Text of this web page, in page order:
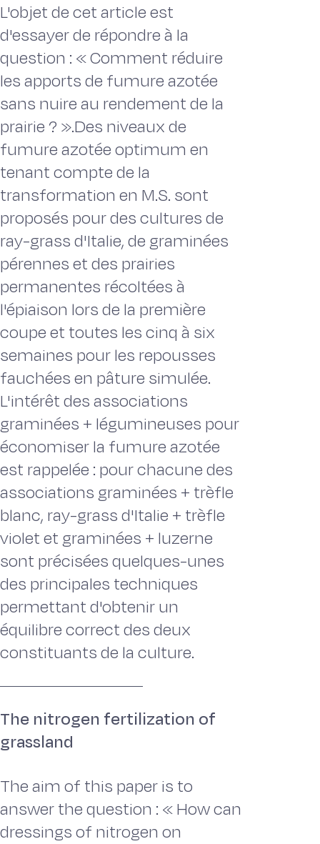
L'objet de cet article est
d'essayer de répondre à la
question : « Comment réduire
les apports de fumure azotée
sans nuire au rendement de la
prairie ? ».Des niveaux de
fumure azotée optimum en
tenant compte de la
transformation en M.S. sont
proposés pour des cultures de
ray-grass d'Italie, de graminées
pérennes et des prairies
permanentes récoltées à
l'épiaison lors de la première
coupe et toutes les cinq à six
semaines pour les repousses
fauchées en pâture simulée.
L'intérêt des associations
graminées + légumineuses pour
économiser la fumure azotée
est rappelée : pour chacune des
associations graminées + trèfle
blanc, ray-grass d'Italie + trèfle
violet et graminées + luzerne
sont précisées quelques-unes
des principales techniques
permettant d'obtenir un
équilibre correct des deux
constituants de la culture.
The nitrogen fertilization of
grassland
The aim of this paper is to
answer the question : « How can
dressings of nitrogen on